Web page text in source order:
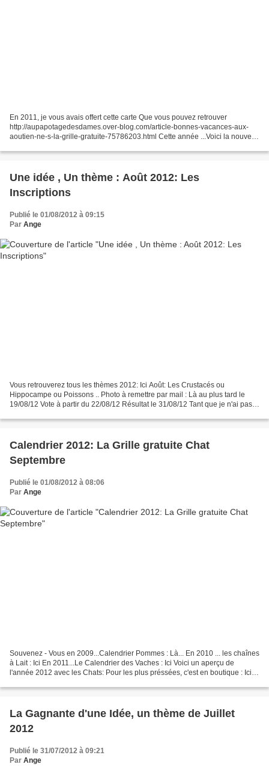
En 2011, je vous avais offert cette carte Que vous pouvez retrouver
http://aupapotagedesdames.over-blog.com/article-bonnes-vacances-aux-
aoutien-ne-s-la-grille-gratuite-75786203.html Cette année ...Voici la nouvelle
Une idée , Un thème : Août 2012: Les
Inscriptions
Publié le 01/08/2012 à 09:15
Par Ange
Vous retrouverez tous les thèmes 2012: Ici Août: Les Crustacés ou
Hippocampe ou Poissons .. Photo à remettre par mail : Là au plus tard le
19/08/12 Vote à partir du 22/08/12 Résultat le 31/08/12 Tant que je n'ai pas
Calendrier 2012: La Grille gratuite Chat
Septembre
Publié le 01/08/2012 à 08:06
Par Ange
Souvenez - Vous en 2009...Calendrier Pommes : Là... En 2010 ... les chaînes
à Lait : Ici En 2011...Le Calendrier des Vaches : Ici Voici un aperçu de
l'année 2012 avec les Chats: Pour les plus préssées, c'est en boutique : Ici
La Gagnante d'une Idée, un thème de Juillet
2012
Publié le 31/07/2012 à 09:21
Par Ange